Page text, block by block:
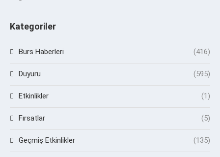
Kategoriler
Burs Haberleri (416)
Duyuru (595)
Etkinlikler (1)
Fırsatlar (5)
Geçmiş Etkinlikler (135)